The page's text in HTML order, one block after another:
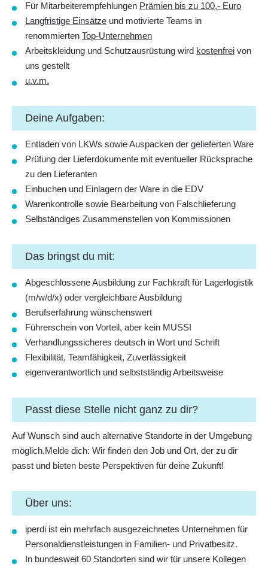
Für Mitarbeiterempfehlungen Prämien bis zu 100,- Euro
Langfristige Einsätze und motivierte Teams in
renommierten Top-Unternehmen
Arbeitskleidung und Schutzausrüstung wird kostenfrei von
uns gestellt
u.v.m.
Deine Aufgaben:
Entladen von LKWs sowie Auspacken der ­gelieferten Ware
Prüfung der Lieferdokumente mit ­eventueller Rücksprache
zu den Lieferanten
Einbuchen und Einlagern der Ware in die EDV
Warenkontrolle sowie Bearbeitung von Falschlieferung
Selbständiges Zusammenstellen von Kommissionen
Das bringst du mit:
Abgeschlossene Ausbildung zur Fachkraft für Lagerlogistik
(m/w/d/x) oder vergleichbare Ausbildung
Berufserfahrung wünschenswert
Führerschein von Vorteil, aber kein MUSS!
Verhandlungssicheres deutsch in Wort und Schrift
Flexibilität, Teamfähigkeit, Zuverlässigkeit
eigenverantwortlich und selbstständig Arbeitsweise
Passt diese Stelle nicht ganz zu dir?
Auf Wunsch sind auch alternative Standorte in der Umgebung
möglich.Melde dich: Wir finden den Job und Ort, der zu dir
passt und bieten beste Perspektiven für deine Zukunft!
Über uns:
iperdi ist ein mehrfach ausgezeichnetes Unternehmen für
Personaldienstleistungen in Familien- und Privatbesitz.
In bundesweit 60 Standorten sind wir für unsere Kollegen